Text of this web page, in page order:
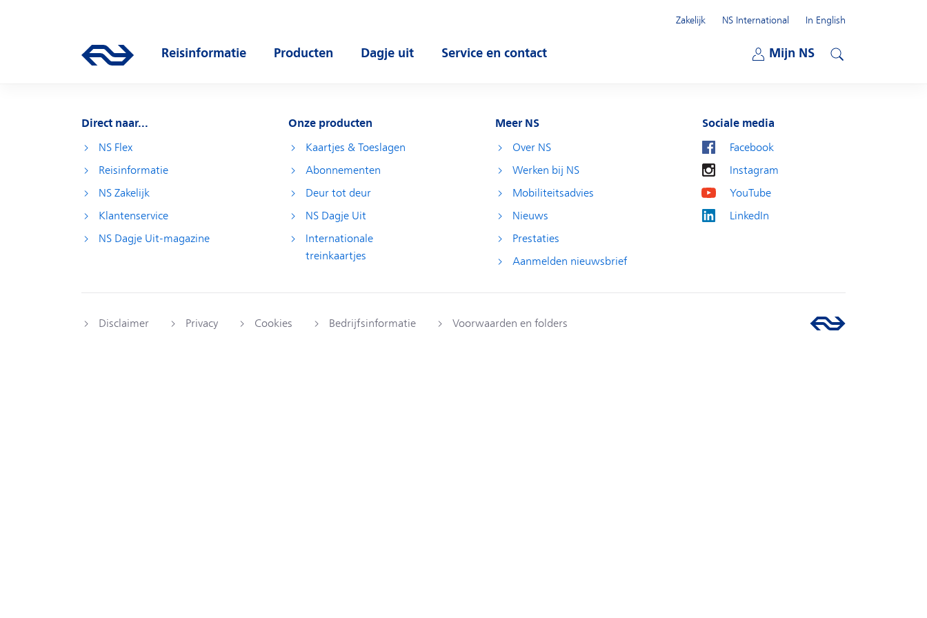
Ga naar de homepage van ns.nl
Reisinformatie
Producten
Dagje uit
Service en contact
Mijn NS
Zakelijk
NS International
In English
Direct naar...
NS Flex
Reisinformatie
NS Zakelijk
Klantenservice
NS Dagje Uit-magazine
Onze producten
Kaartjes & Toeslagen
Abonnementen
Deur tot deur
NS Dagje Uit
Internationale
treinkaartjes
Meer NS
Over NS
Werken bij NS
Mobiliteitsadvies
Nieuws
Prestaties
Aanmelden nieuwsbrief
Sociale media
Facebook
Instagram
YouTube
LinkedIn
Disclaimer Privacy Cookies Bedrijfsinformatie Voorwaarden en folders